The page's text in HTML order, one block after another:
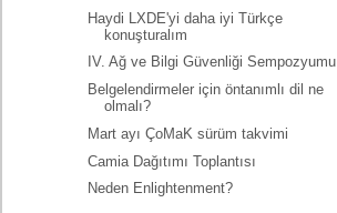
Haydi LXDE'yi daha iyi Türkçe
konuşturalım
IV. Ağ ve Bilgi Güvenliği Sempozyumu
Belgelendirmeler için öntanımlı dil ne
olmalı?
Mart ayı ÇoMaK sürüm takvimi
Camia Dağıtımı Toplantısı
Neden Enlightenment?